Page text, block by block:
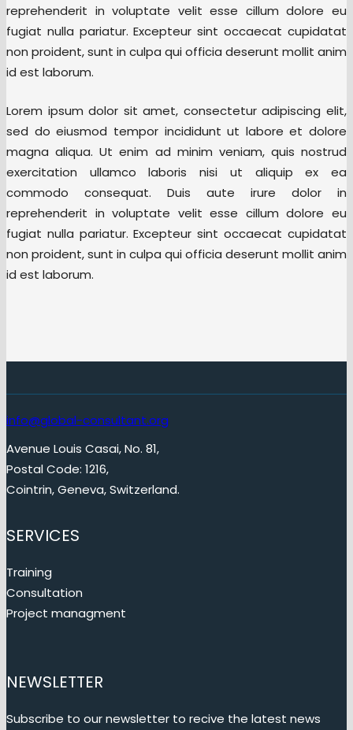
reprehenderit in voluptate velit esse cillum dolore eu
fugiat nulla pariatur. Excepteur sint occaecat cupidatat
non proident, sunt in culpa qui officia deserunt mollit anim
id est laborum.
Lorem ipsum dolor sit amet, consectetur adipiscing elit,
sed do eiusmod tempor incididunt ut labore et dolore
magna aliqua. Ut enim ad minim veniam, quis nostrud
exercitation ullamco laboris nisi ut aliquip ex ea
commodo consequat. Duis aute irure dolor in
reprehenderit in voluptate velit esse cillum dolore eu
fugiat nulla pariatur. Excepteur sint occaecat cupidatat
non proident, sunt in culpa qui officia deserunt mollit anim
id est laborum.
info@global-consultant.org
Avenue Louis Casai, No. 81,
Postal Code: 1216,
Cointrin, Geneva, Switzerland.
SERVICES
Training
Consultation
Project managment
NEWSLETTER
Subscribe to our newsletter to recive the latest news